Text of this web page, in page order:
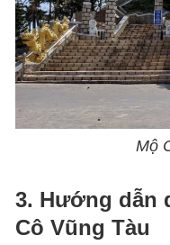
Mộ
3. Hướng dẫn
Cô Vũng Tàu